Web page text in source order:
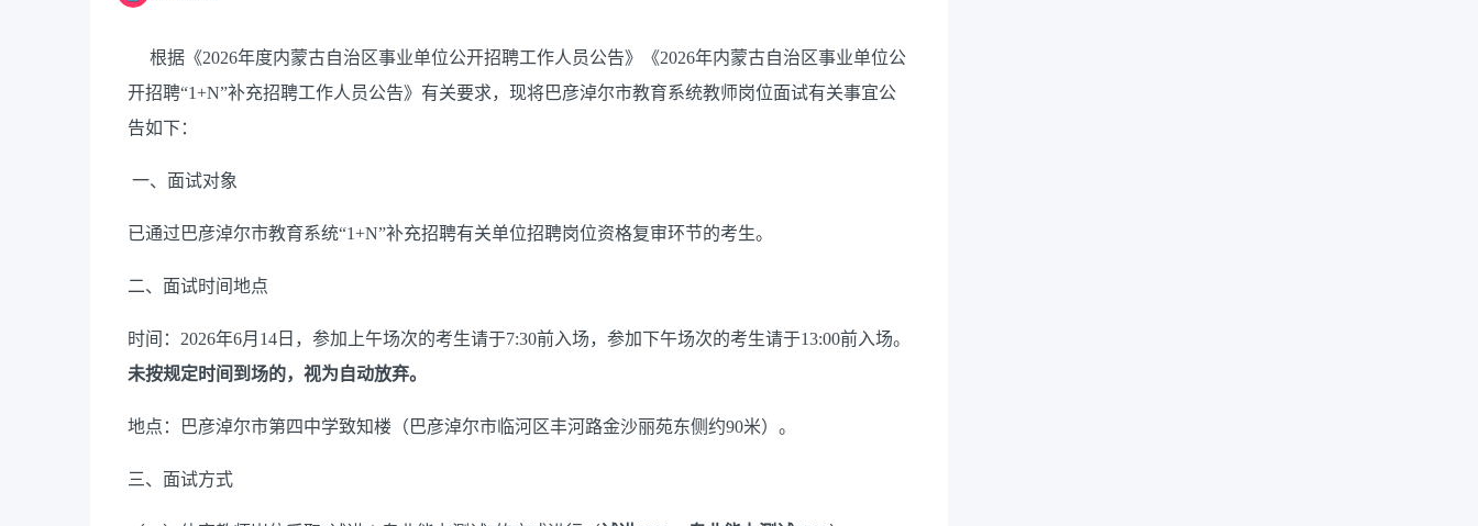
根据《2026年度内蒙古自治区事业单位公开招聘工作人员公告》《2026年内蒙古自治区事业单位公
开招聘“1+N”补充招聘工作人员公告》有关要求，现将巴彦淖尔市教育系统教师岗位面试有关事宜公
告如下：
一、面试对象
已通过巴彦淖尔市教育系统“1+N”补充招聘有关单位招聘岗位资格复审环节的考生。
二、 面试时间地点
时间 ： 2026年6月 14 日 ，参加上午场次的考生请于7:30前入场，参加下午场次的考生请于13:00前入场。
未按规定时间到场的，视为自动放弃。
地点 ： 巴彦淖尔市第四中学致知楼（巴彦淖尔市临河区丰河路金沙丽苑东侧约90米） 。
三、面试方式